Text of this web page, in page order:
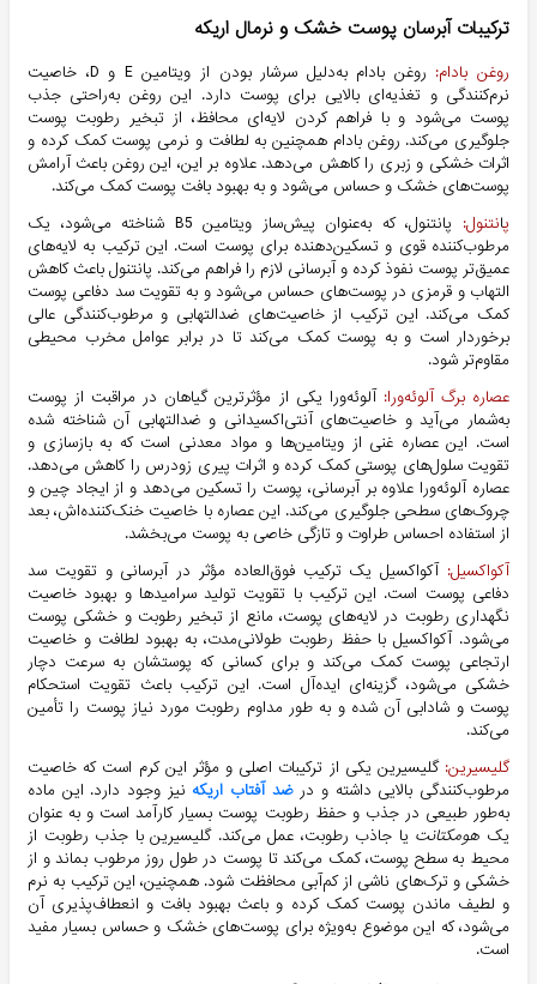
ترکیبات آبرسان پوست خشک و نرمال اریکه
روغن بادام:
روغن بادام به‌دلیل سرشار بودن از ویتامین E و D، خاصیت
نرم‌کنندگی و تغذیه‌ای بالایی برای پوست دارد. این روغن به‌راحتی جذب
پوست می‌شود و با فراهم کردن لایه‌ای محافظ، از تبخیر رطوبت پوست
جلوگیری می‌کند. روغن بادام همچنین به لطافت و نرمی پوست کمک کرده و
اثرات خشکی و زبری را کاهش می‌دهد. علاوه بر این، این روغن باعث آرامش
پوست‌های خشک و حساس می‌شود و به بهبود بافت پوست کمک می‌کند.
پانتنول:
پانتنول، که به‌عنوان پیش‌ساز ویتامین B5 شناخته می‌شود، یک
مرطوب‌کننده قوی و تسکین‌دهنده برای پوست است. این ترکیب به لایه‌های
عمیق‌تر پوست نفوذ کرده و آبرسانی لازم را فراهم می‌کند. پانتنول باعث کاهش
التهاب و قرمزی در پوست‌های حساس می‌شود و به تقویت سد دفاعی پوست
کمک می‌کند. این ترکیب از خاصیت‌های ضدالتهابی و مرطوب‌کنندگی عالی
برخوردار است و به پوست کمک می‌کند تا در برابر عوامل مخرب محیطی
مقاوم‌تر شود.
عصاره برگ آلوئه‌ورا:آلوئه‌ورا یکی از مؤثرترین گیاهان در مراقبت از پوست
به‌شمار می‌آید و خاصیت‌های آنتی‌اکسیدانی و ضدالتهابی آن شناخته شده
است. این عصاره غنی از ویتامین‌ها و مواد معدنی است که به بازسازی و
تقویت سلول‌های پوستی کمک کرده و اثرات پیری زودرس را کاهش می‌دهد.
عصاره آلوئه‌ورا علاوه بر آبرسانی، پوست را تسکین می‌دهد و از ایجاد چین و
چروک‌های سطحی جلوگیری می‌کند. این عصاره با خاصیت خنک‌کننده‌اش، بعد
از استفاده احساس طراوت و تازگی خاصی به پوست می‌بخشد.
آکواکسیل: آکواکسیل یک ترکیب فوق‌العاده مؤثر در آبرسانی و تقویت سد
دفاعی پوست است. این ترکیب با تقویت تولید سرامیدها و بهبود خاصیت
نگهداری رطوبت در لایه‌های پوست، مانع از تبخیر رطوبت و خشکی پوست
می‌شود. آکواکسیل با حفظ رطوبت طولانی‌مدت، به بهبود لطافت و خاصیت
ارتجاعی پوست کمک می‌کند و برای کسانی که پوستشان به سرعت دچار
خشکی می‌شود، گزینه‌ای ایده‌آل است. این ترکیب باعث تقویت استحکام
پوست و شادابی آن شده و به طور مداوم رطوبت مورد نیاز پوست را تأمین
می‌کند.
گلیسیرین:گلیسیرین یکی از ترکیبات اصلی و مؤثر این کرم است که خاصیت
مرطوب‌کنندگی بالایی داشته و درضد آفتاب اریکه نیز وجود دارد. این ماده
به‌طور طبیعی در جذب و حفظ رطوبت پوست بسیار کارآمد است و به عنوان
یک هومکتانت یا جاذب رطوبت، عمل می‌کند. گلیسیرین با جذب رطوبت از
محیط به سطح پوست، کمک می‌کند تا پوست در طول روز مرطوب بماند و از
خشکی و ترک‌های ناشی از کم‌آبی محافظت شود. همچنین، این ترکیب به نرم
و لطیف ماندن پوست کمک کرده و باعث بهبود بافت و انعطاف‌پذیری آن
می‌شود، که این موضوع به‌ویژه برای پوست‌های خشک و حساس بسیار مفید
است.